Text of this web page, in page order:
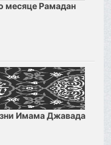
месяце Рамадан
Имама Джавада